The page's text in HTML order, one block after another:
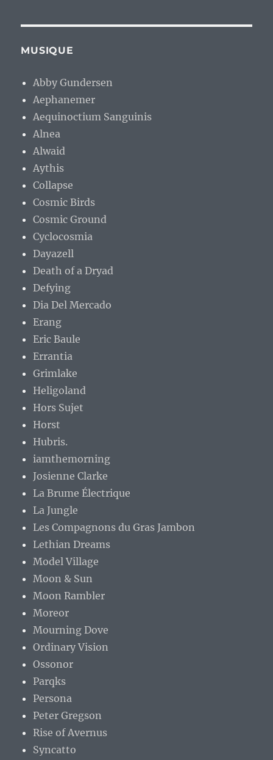
MUSIQUE
Abby Gundersen
Aephanemer
Aequinoctium Sanguinis
Alnea
Alwaid
Aythis
Collapse
Cosmic Birds
Cosmic Ground
Cyclocosmia
Dayazell
Death of a Dryad
Defying
Dia Del Mercado
Erang
Eric Baule
Errantia
Grimlake
Heligoland
Hors Sujet
Horst
Hubris.
iamthemorning
Josienne Clarke
La Brume Électrique
La Jungle
Les Compagnons du Gras Jambon
Lethian Dreams
Model Village
Moon & Sun
Moon Rambler
Moreor
Mourning Dove
Ordinary Vision
Ossonor
Parqks
Persona
Peter Gregson
Rise of Avernus
Syncatto